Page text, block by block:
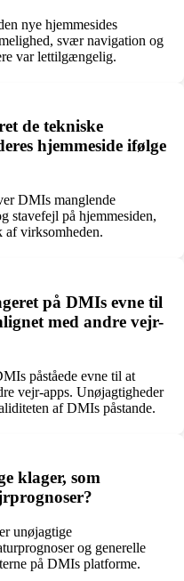
nye hjemmesides
svær navigation og
var lettilgængelig.
de tekniske
hjemmeside ifølge
DMIs manglende
stavefejl på hjemmesiden,
virksomheden.
på DMIs evne til
med andre vejr-
påståede evne til at
vejr-apps. Unøjagtigheder
af DMIs påstande.
klager, som
unøjagtige
og generelle
på DMIs platforme.